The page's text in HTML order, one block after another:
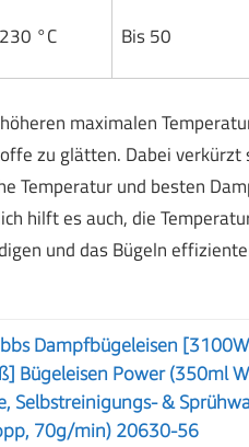
°C Bis 50
maximalen
zu glätten. Dabei
Temperatur und besten
hilft es auch, die
und das Bügeln
Dampfbügeleisen
Bügeleisen Power (350ml
Selbstreinigungs- &
70g/min) 20630-56